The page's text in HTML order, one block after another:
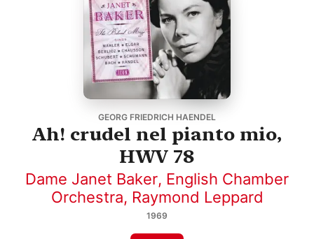
Rechercher
GEORG FRIEDRICH HAENDEL
Ah! crudel nel pianto mio,
HWV 78
Dame Janet Baker, English Chamber
Orchestra, Raymond Leppard
1969